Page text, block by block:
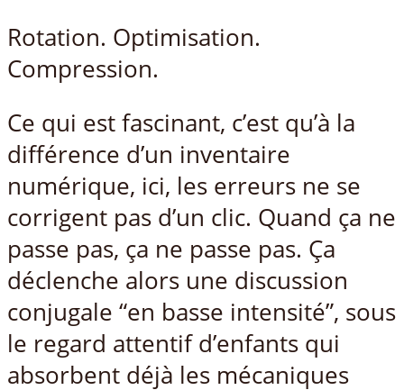
Rotation. Optimisation.
Compression.
Ce qui est fascinant, c’est qu’à la
différence d’un inventaire
numérique, ici, les erreurs ne se
corrigent pas d’un clic. Quand ça ne
passe pas, ça ne passe pas. Ça
déclenche alors une discussion
conjugale “en basse intensité”, sous
le regard attentif d’enfants qui
absorbent déjà les mécaniques